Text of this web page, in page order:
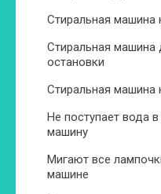
Стиральная машина
Стиральная машина
остановки
Стиральная машина
Не поступает вода
машину
Мигают все
машине